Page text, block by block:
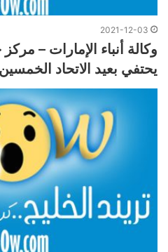
2021-12-03
وكالة أنباء الإمارات –
يحتفي بعيد الاتحاد الخمسين